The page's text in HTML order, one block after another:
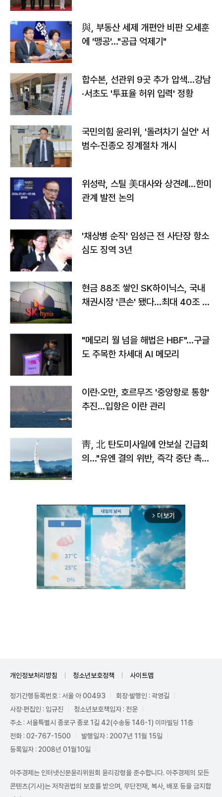
與, 부동산 세제 개편안 비판 오세훈
에 '맹공'…"공급 억제기"
합수본, 선관위 9곳 추가 압색…강남
·서초도 '투표율 허위 입력' 정황
국민의힘 윤리위, '돌려차기 실언' 서
범수·진종오 징계절차 개시
위성락, 스틸 美대사와 상견례…한미
관계 발전 논의
'채상병 순직' 임성근 전 사단장 항소
심도 징역 3년
현금 88조 쌓인 SK하이닉스, 국내
채권시장 '큰손' 됐다…최대 40조 투
"메모리 월 넘을 해법은 HBF"…구글
도 주목한 차세대 AI 메모리
이란·오만, 호르무즈 '중앙항로 통항'
추진…입항은 이란 관리
靑, 北 탄도미사일에 안보실 긴급회
의…"유엔 결의 위반, 즉각 중단 촉
arrow_forward_ios 더보기
개인정보처리방침 청소년보호정책 사이트맵
정기간행등록번호 : 서울 아 00493
회장·발행인 : 곽영길
사장·편집인 : 임규진
청소년보호책임자 : 전운
주소 : 서울특별시 종로구 종로 1길 42(수송동 146-1) 이마빌딩 11층
전화 : 02-767-1500
발행일자 : 2007년 11월 15일
등록일자 : 2008년 01월10일
아주경제는 인터넷신문윤리위원회 윤리강령을 준수합니다. 아주경제의 모든
콘텐츠(기사)는 저작권법의 보호를 받으며, 무단전재, 복사, 배포 등을 금지합